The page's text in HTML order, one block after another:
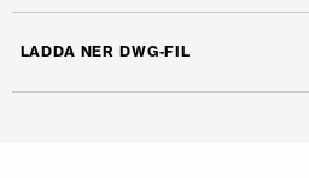
LADDA NER DWG-FIL